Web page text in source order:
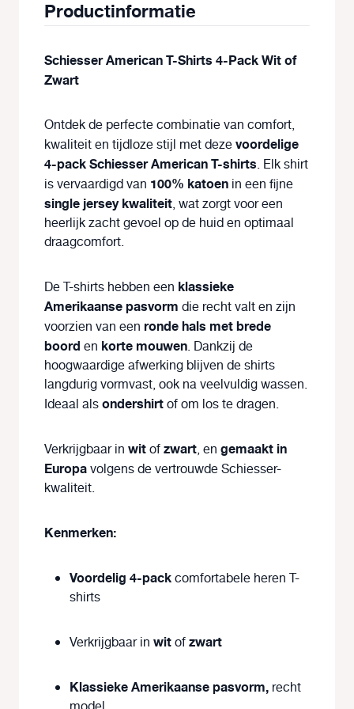
Productinformatie
Schiesser American T-Shirts 4-Pack Wit of
Zwart
Ontdek de perfecte combinatie van comfort,
kwaliteit en tijdloze stijl met dezevoordelige
4-pack Schiesser American T-shirts. Elk shirt
is vervaardigd van 100% katoen in een fijne
single jersey kwaliteit, wat zorgt voor een
heerlijk zacht gevoel op de huid en optimaal
draagcomfort.
De T-shirts hebben een klassieke
Amerikaanse pasvorm die recht valt en zijn
voorzien van een ronde hals met brede
boord en korte mouwen. Dankzij de
hoogwaardige afwerking blijven de shirts
langdurig vormvast, ook na veelvuldig wassen.
Ideaal alsondershirtof om los te dragen.
Verkrijgbaar in witofzwart, en gemaakt in
Europavolgens de vertrouwde Schiesser-
kwaliteit.
Kenmerken:
Voordelig 4-packcomfortabele heren T-
shirts
Verkrijgbaar in witofzwart
Klassieke Amerikaanse pasvorm, recht